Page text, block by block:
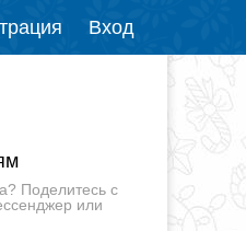
Вход
Поделитесь с
или